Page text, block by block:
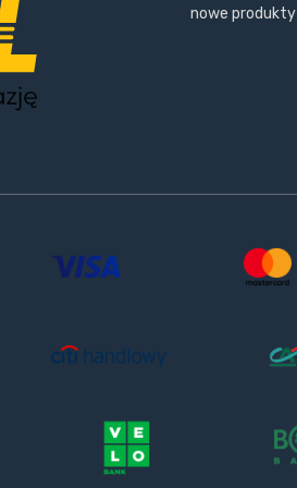
nowe produkty